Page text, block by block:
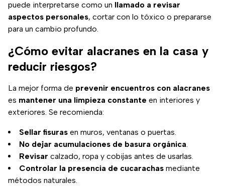
puede interpretarse como un llamado a revisar
aspectos personales, cortar con lo tóxico o prepararse
para un cambio profundo.
¿Cómo evitar alacranes en la casa y
reducir riesgos?
La mejor forma de prevenir encuentros con alacranes
es mantener una limpieza constante en interiores y
exteriores. Se recomienda:
Sellar fisuras en muros, ventanas o puertas.
No dejar acumulaciones de basura orgánica.
Revisar calzado, ropa y cobijas antes de usarlas.
Controlar la presencia de cucarachas mediante
métodos naturales.